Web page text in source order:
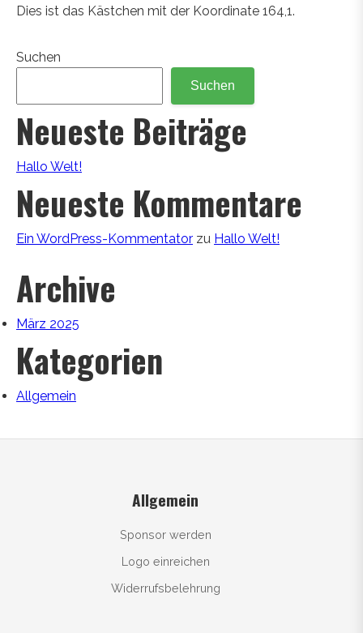
Dies ist das Kästchen mit der Koordinate 164,1.
Suchen
Suchen
Neueste Beiträge
Hallo Welt!
Neueste Kommentare
Ein WordPress-Kommentator zu Hallo Welt!
Archive
März 2025
Kategorien
Allgemein
Allgemein
Sponsor werden
Logo einreichen
Widerrufsbelehrung